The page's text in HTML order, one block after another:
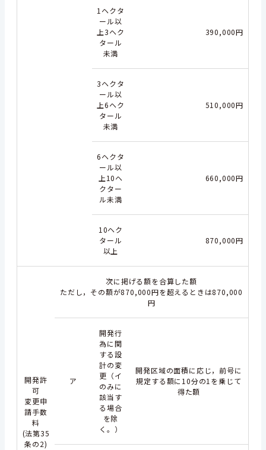
1ヘクタ
ール以
上3ヘク
タール
未満
390,000円
3ヘクタ
ール以
上6ヘク
タール
未満
510,000円
6ヘクタ
ール以
上10ヘ
クター
ル未満
660,000円
10ヘク
タール
以上
870,000円
開発許
可
変更申
請手数
料
(法第35
条の2)
次に掲げる額を合算した額
ただし，その額が870,000円を超えるときは870,000
円
ア
開発行
為に関
する設
計の変
更（イ
のみに
該当す
る場合
を除
く。）
開発区域の面積に応じ，前号に
規定する額に10分の1を乗じて
得た額